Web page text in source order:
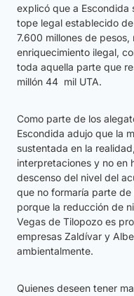
explicó que a Escondida
tope legal establecido
7.600 millones de
enriquecimiento ilegal,
toda aquella parte que
millón 44 mil UTA.
Como parte de los
Escondida adujo que la
sustentada en la
interpretaciones y no en
descenso del nivel del
que no formaría parte
porque la reducción de
Vegas de Tilopozo es
empresas Zaldívar y
ambientalmente.
Quienes deseen tener